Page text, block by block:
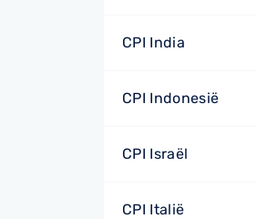
CPI India
CPI Indonesië
CPI Israël
CPI Italië